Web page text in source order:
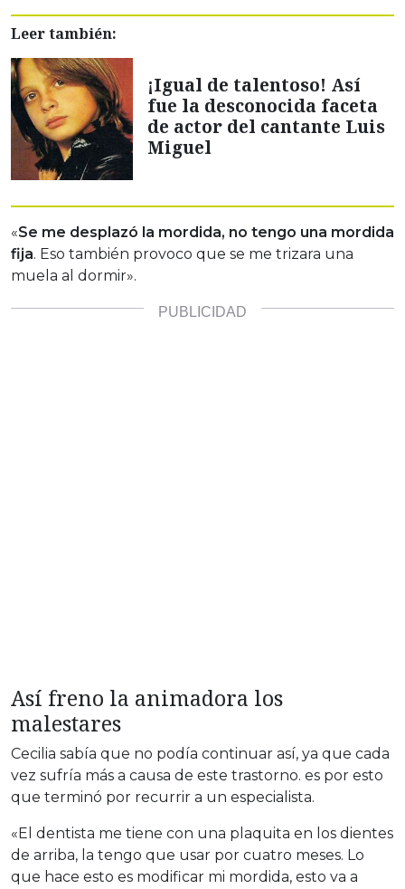
Leer también:
¡Igual de talentoso! Así
fue la desconocida faceta
de actor del cantante Luis
Miguel
«Se me desplazó la mordida, no tengo una mordida
fija. Eso también provoco que se me trizara una
muela al dormir».
Así freno la animadora los
malestares
Cecilia sabía que no podía continuar así, ya que cada
vez sufría más a causa de este trastorno. es por esto
que terminó por recurrir a un especialista.
«El dentista me tiene con una plaquita en los dientes
de arriba, la tengo que usar por cuatro meses. Lo
que hace esto es modificar mi mordida, esto va a